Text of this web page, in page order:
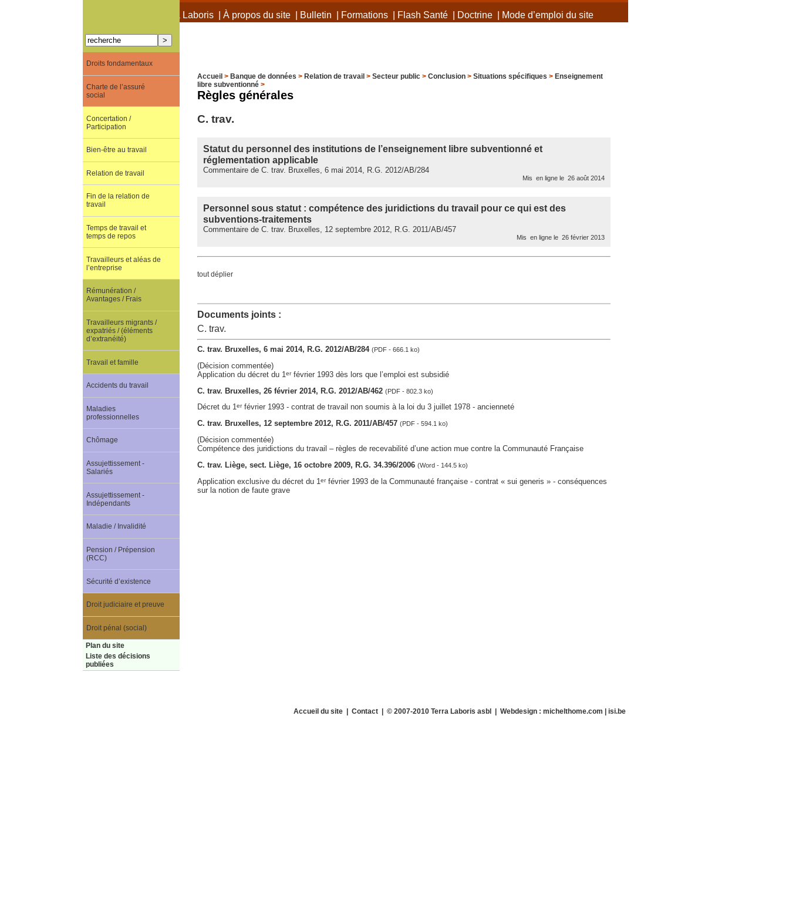
À propos de Terra Laboris| À propos du site| Bulletin Formations| Flash Santé| Doctrine| Mode d’emploi du site
Accueil > Banque de données > Relation de travail > Secteur public> Conclusion> Situations spécifiques > Enseignement
libre subventionné>
Règles générales
C. trav.
Statut du personnel des institutions de l’enseignement libre subventionné et
réglementation applicable
Commentaire de C. trav. Bruxelles, 6 mai 2014, R.G. 2012/AB/284
Mis en ligne le 26 août 2014
Personnel sous statut : compétence des juridictions du travail pour ce qui est des
subventions-traitements
Commentaire de C. trav. Bruxelles, 12 septembre 2012, R.G. 2011/AB/457
Mis en ligne le 26 février 2013
tout déplier
Documents joints :
C. trav.
C. trav. Bruxelles, 6 mai 2014, R.G. 2012/AB/284 (PDF - 666.1 ko)
(Décision commentée)
Application du décret du 1 erfévrier 1993 dès lors que l’emploi est subsidié
C. trav. Bruxelles, 26 février 2014, R.G. 2012/AB/462 (PDF - 802.3 ko)
Décret du 1erfévrier 1993 - contrat de travail non soumis à la loi du 3 juillet 1978 - ancienneté
C. trav. Bruxelles, 12 septembre 2012, R.G. 2011/AB/457 (PDF - 594.1 ko)
(Décision commentée)
Compétence des juridictions du travail – règles de recevabilité d’une action mue contre la Communauté Française
C. trav. Liège, sect. Liège, 16 octobre 2009, R.G. 34.396/2006 (Word - 144.5 ko)
Application exclusive du décret du 1erfévrier 1993 de la Communauté française - contrat « sui generis » - conséquences
sur la notion de faute grave
Droits fondamentaux
Charte de l’assuré
social
Concertation /
Participation
Bien-être au travail
Relation de travail
Fin de la relation de
travail
Temps de travail et
temps de repos
Travailleurs et aléas de
l’entreprise
Rémunération /
Avantages / Frais
Travailleurs migrants /
expatriés / (éléments
d’extranéité)
Travail et famille
Accidents du travail
Maladies
professionnelles
Chômage
Assujettissement -
Salariés
Assujettissement -
Indépendants
Maladie / Invalidité
Pension / Prépension
(RCC)
Sécurité d’existence
Droit judiciaire et preuve
Droit pénal (social)
Plan du site
Liste des décisions
publiées
Accueil du site| Contact| © 2007-2010 Terra Laboris asbl | Webdesign : michelthome.com | isi.be